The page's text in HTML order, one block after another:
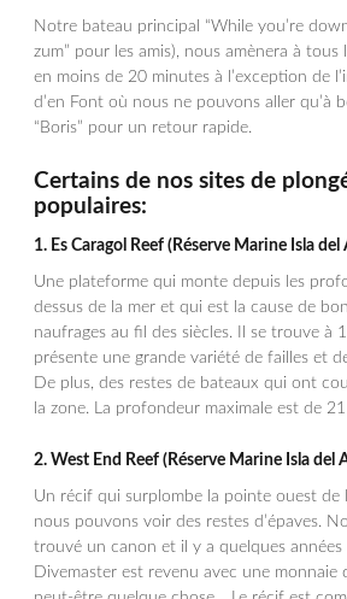
Notre bateau principal “While you’re
zum” pour les amis), nous amènera à tous
en moins de 20 minutes à l’exception de
d’en Font où nous ne pouvons aller qu’à
“Boris” pour un retour rapide.
Certains de nos sites de
populaires:
1. Es Caragol Reef (Réserve Marine Isla del
Une plateforme qui monte depuis les
dessus de la mer et qui est la cause de
naufrages au fil des siècles. Il se trouve à
présente une grande variété de failles et
De plus, des restes de bateaux qui ont
la zone. La profondeur maximale est de
2. West End Reef (Réserve Marine Isla del
Un récif qui surplombe la pointe ouest de
nous pouvons voir des restes d’épaves.
trouvé un canon et il y a quelques années
Divemaster est revenu avec une monnaie